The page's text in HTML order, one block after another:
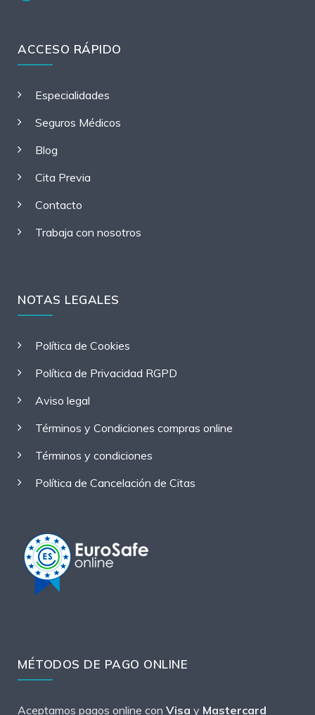
ACCESO RÁPIDO
Especialidades
Seguros Médicos
Blog
Cita Previa
Contacto
Trabaja con nosotros
NOTAS LEGALES
Política de Cookies
Política de Privacidad RGPD
Aviso legal
Términos y Condiciones compras online
Términos y condiciones
Política de Cancelación de Citas
MÉTODOS DE PAGO ONLINE
Aceptamos pagos online con Visa y Mastercard